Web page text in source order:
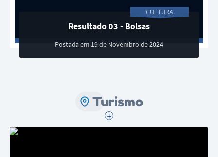
Resultado 03 - Bolsas
Postada em 19 de Novembro de 2024
CULTURA
Turismo